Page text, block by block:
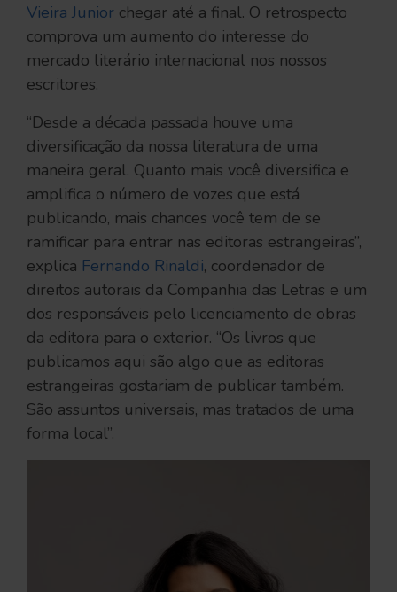
Vieira Junior chegar até a final. O retrospecto
comprova um aumento do interesse do
mercado literário internacional nos nossos
escritores.
“Desde a década passada houve uma
diversificação da nossa literatura de uma
maneira geral. Quanto mais você diversifica e
amplifica o número de vozes que está
publicando, mais chances você tem de se
ramificar para entrar nas editoras estrangeiras”,
explica Fernando Rinaldi, coordenador de
direitos autorais da Companhia das Letras e um
dos responsáveis pelo licenciamento de obras
da editora para o exterior. “Os livros que
publicamos aqui são algo que as editoras
estrangeiras gostariam de publicar também.
São assuntos universais, mas tratados de uma
forma local”.